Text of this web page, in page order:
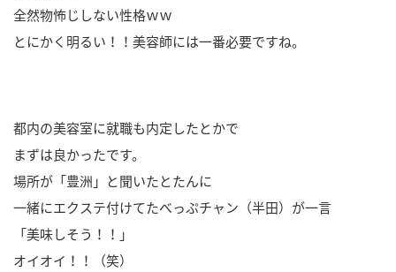
全然物怖じしない性格ｗｗ
とにかく明るい！！美容師には一番必要ですね。
都内の美容室に就職も内定したとかで
まずは良かったです。
場所が「豊洲」と聞いたとたんに
一緒にエクステ付けてたべっぷチャン（半田）が一言
「美味しそう！！」
オイオイ！！（笑）